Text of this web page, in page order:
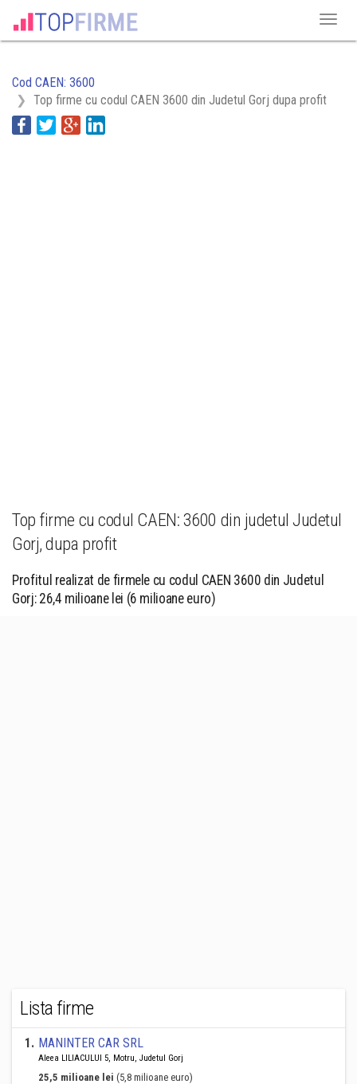
Cod CAEN: 3600
Top firme cu codul CAEN 3600 din Judetul Gorj dupa profit
Top firme cu codul CAEN: 3600 din judetul Judetul
Gorj, dupa profit
Profitul realizat de firmele cu codul CAEN 3600 din Judetul
Gorj: 26,4 milioane lei (6 milioane euro)
Lista firme
1. MANINTER CAR SRL
Aleea LILIACULUI 5, Motru, Judetul Gorj
25,5 milioane lei (5,8 milioane euro)